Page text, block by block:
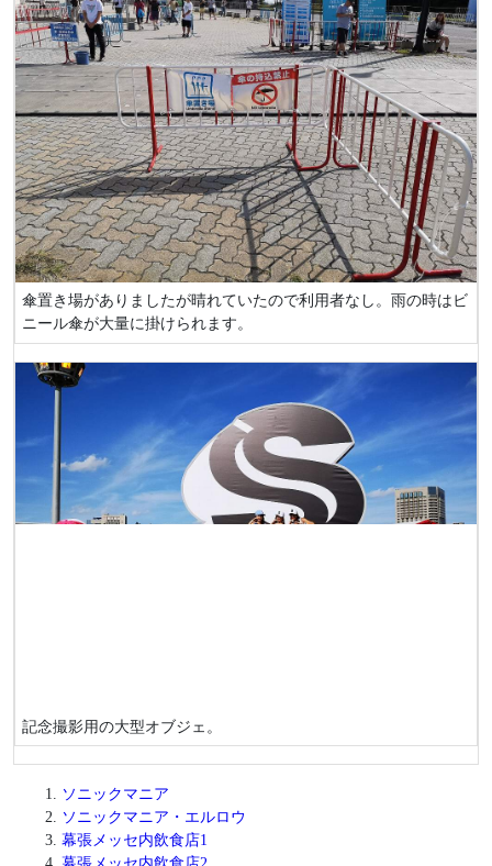
傘置き場がありましたが晴れていたので利用者なし。雨の時はビ
ニール傘が大量に掛けられます。
記念撮影用の大型オブジェ。
ソニックマニア
ソニックマニア・エルロウ
幕張メッセ内飲食店1